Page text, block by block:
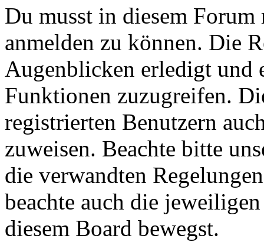
Du musst in diesem
anmelden zu können. Die
Augenblicken erledigt und
Funktionen zuzugreifen.
registrierten Benutzern
zuweisen. Beachte bitte
die verwandten
beachte auch die
diesem Board bewegst.